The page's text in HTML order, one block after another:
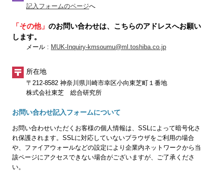
記入フォームのページへ
「その他」 のお問い合わせは、こちらのアドレスへお願い
します。
メール : MUK-Inquiry-kmsoumu@ml.toshiba.co.jp
所在地
〒212-8582 神奈川県川崎市幸区小向東芝町１番地
株式会社東芝 総合研究所
お問い合わせ記入フォームについて
お問い合わせいただくお客様の個人情報は、SSLによって暗号化さ
れ保護されます。SSLに対応していないブラウザをご利用の場合
や、ファイアウォールなどの設定により企業内ネットワークから当
該ページにアクセスできない場合がございますが、ご了承くださ
い。